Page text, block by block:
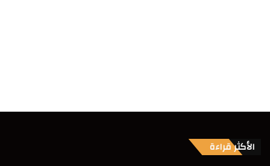
الأكثر قراءة